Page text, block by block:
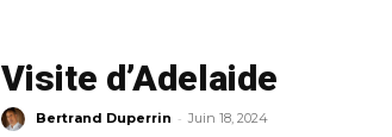
Visite d’Adelaide
Bertrand Duperrin - Juin 18, 2024